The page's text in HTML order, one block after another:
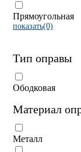
Прямоугольная
показать(0)
Тип оправы
Ободковая
Материал
Металл